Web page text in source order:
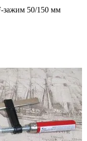
зажим 50/150 мм